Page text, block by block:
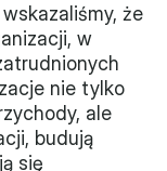
że
w
nie tylko
ale
budują
się